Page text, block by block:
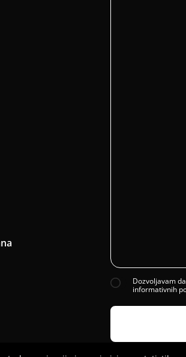
Dozvoljavam
informativnih